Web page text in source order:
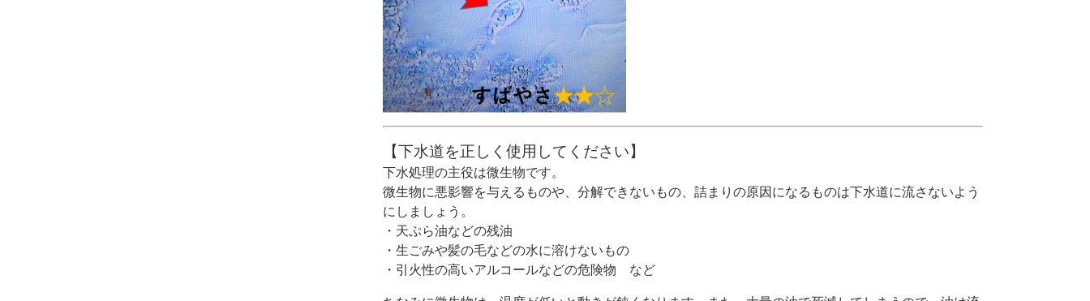
【下水道を正しく使用してください】
下水処理の主役は微生物です。
微生物に悪影響を与えるものや、分解できないもの、詰まりの原因になるものは下水道に流さないよう
にしましょう。
・天ぷら油などの残油
・生ごみや髪の毛などの水に溶けないもの
・引火性の高いアルコールなどの危険物 など